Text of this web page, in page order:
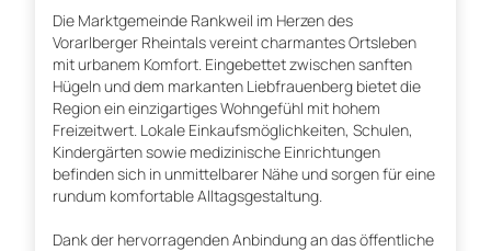
Die Marktgemeinde Rankweil im Herzen des
Vorarlberger Rheintals vereint charmantes Ortsleben
mit urbanem Komfort. Eingebettet zwischen sanften
Hügeln und dem markanten Liebfrauenberg bietet die
Region ein einzigartiges Wohngefühl mit hohem
Freizeitwert. Lokale Einkaufsmöglichkeiten, Schulen,
Kindergärten sowie medizinische Einrichtungen
befinden sich in unmittelbarer Nähe und sorgen für eine
rundum komfortable Alltagsgestaltung.
Dank der hervorragenden Anbindung an das öffentliche